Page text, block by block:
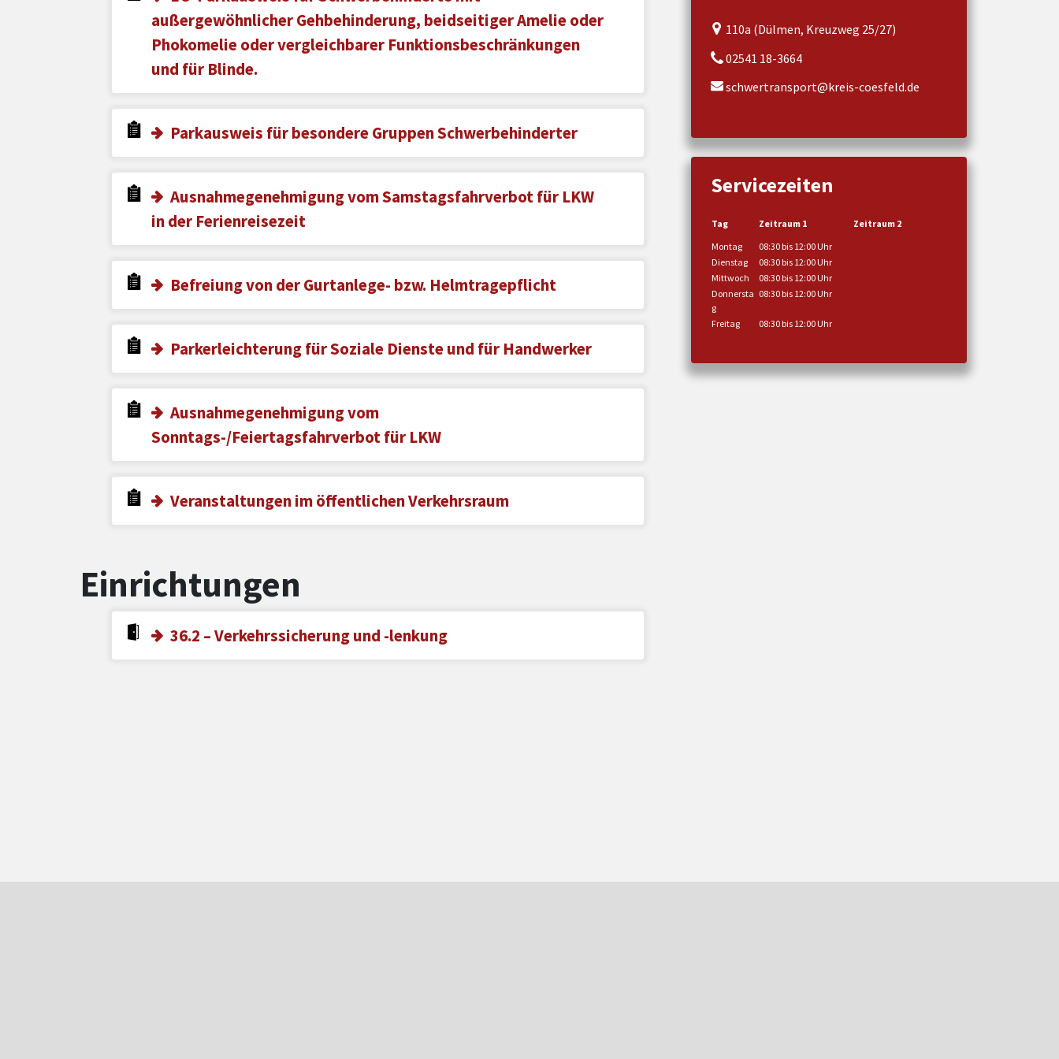
außergewöhnlicher Gehbehinderung, beidseitiger Amelie oder
Phokomelie oder vergleichbarer Funktionsbeschränkungen
und für Blinde.
Parkausweis für besondere Gruppen Schwerbehinderter
Ausnahmegenehmigung vom Samstagsfahrverbot für LKW
in der Ferienreisezeit
Befreiung von der Gurtanlege- bzw. Helmtragepflicht
Parkerleichterung für Soziale Dienste und für Handwerker
Ausnahmegenehmigung vom
Sonntags-/Feiertagsfahrverbot für LKW
Veranstaltungen im öffentlichen Verkehrsraum
Einrichtungen
36.2 – Verkehrssicherung und -lenkung
110a (Dülmen, Kreuzweg 25/27)
02541 18-3664
schwertransport@kreis-coesfeld.de
Servicezeiten
Tag Zeitraum 1
Zeitraum 2
Montag
08:30 bis 12:00 Uhr
Dienstag
08:30 bis 12:00 Uhr
Mittwoch
08:30 bis 12:00 Uhr
Donnersta
g
08:30 bis 12:00 Uhr
Freitag 08:30 bis 12:00 Uhr